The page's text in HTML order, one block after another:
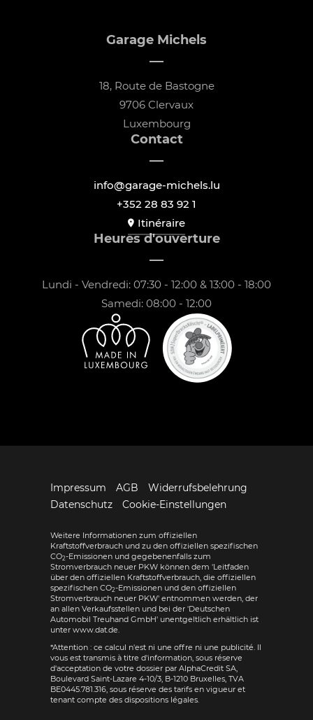
Garage Michels
18, Route de Bastogne
9706 Clervaux
Luxembourg
Contact
info@garage-michels.lu
+352 28 83 92 1
Itinéraire
Heures d'ouverture
Lundi - Vendredi: 07:30 - 12:00 & 13:00 - 18:00
Samedi: 08:00 - 12:00
Impressum AGB
Widerrufsbelehrung
Datenschutz
Cookie-Einstellungen
Weitere Informationen zum offiziellen
Kraftstoffverbrauch und zu den offiziellen spezifischen
CO2-Emissionen und gegebenenfalls zum
Stromverbrauch neuer PKW können dem 'Leitfaden
über den offiziellen Kraftstoffverbrauch, die offiziellen
spezifischen CO2-Emissionen und den offiziellen
Stromverbrauch neuer PKW' entnommen werden, der
an allen Verkaufsstellen und bei der 'Deutschen
Automobil Treuhand GmbH' unentgeltlich erhältlich ist
unter www.dat.de.
*Attention : ce calcul n'est ni une offre ni une publicité. Il
vous est transmis à titre d'information, sous réserve
d'acceptation de votre dossier par AlphaCredit SA,
Boulevard Saint-Lazare 4-10/3, B-1210 Bruxelles, TVA
BE0445.781.316, sous réserve des tarifs en vigueur et
tenant compte des dispositions légales.